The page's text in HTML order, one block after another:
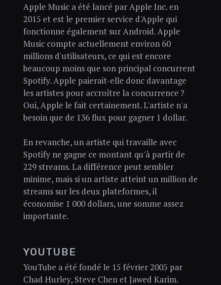
Apple Music a été lancé par Apple Inc. en
2015 et est le premier service d'Apple qui
fonctionne également sur Android. Apple
Music compte actuellement environ 60
millions d'utilisateurs, ce qui est encore
beaucoup moins que son principal concurrent
Spotify. Apple paierait-elle donc davantage
les artistes pour accroître la concurrence ?
Oui, Apple le fait certainement. L'artiste n'a
besoin que de 136 flux pour gagner 1 dollar.
En revanche, un artiste qui travaille avec
Spotify ne gagne ce montant qu'à partir de
229 streams. La différence peut sembler
minime, mais si un artiste atteint un million de
streams sur les deux plateformes, il
économise 1 000 dollars, une somme assez
importante.
YOUTUBE
YouTube a été fondé le 15 février 2005 par
Chad Hurley, Steve Chen et Jawed Karim.